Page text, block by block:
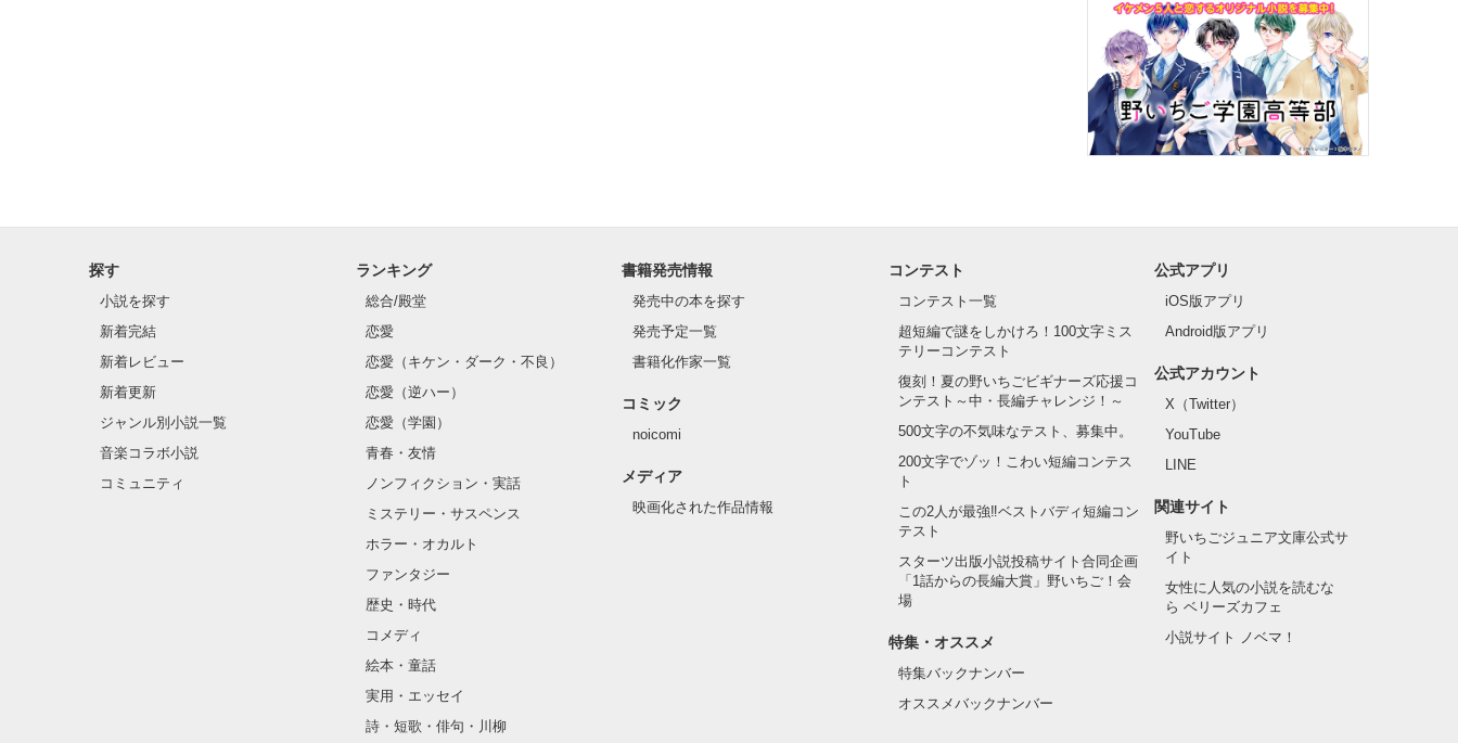
探す
小説を探す
新着完結
新着レビュー
新着更新
ジャンル別小説一覧
音楽コラボ小説
コミュニティ
ランキング
総合/殿堂
恋愛
恋愛（キケン・ダーク・不良）
恋愛（逆ハー）
恋愛（学園）
青春・友情
ノンフィクション・実話
ミステリー・サスペンス
ホラー・オカルト
ファンタジー
歴史・時代
コメディ
絵本・童話
実用・エッセイ
詩・短歌・俳句・川柳
書籍発売情報
発売中の本を探す
発売予定一覧
書籍化作家一覧
コミック
noicomi
メディア
映画化された作品情報
コンテスト
コンテスト一覧
超短編で謎をしかけろ！100文字ミス
テリーコンテスト
復刻！夏の野いちごビギナーズ応援コ
ンテスト～中・長編チャレンジ！～
500文字の不気味なテスト、募集中。
200文字でゾッ！こわい短編コンテス
ト
この2人が最強‼ベストバディ短編コン
テスト
スターツ出版小説投稿サイト合同企画
「1話からの長編大賞」野いちご！会
場
特集・オススメ
特集バックナンバー
オススメバックナンバー
公式アプリ
iOS版アプリ
Android版アプリ
公式アカウント
X（Twitter）
YouTube
LINE
関連サイト
野いちごジュニア文庫公式サ
イト
女性に人気の小説を読むな
ら ベリーズカフェ
小説サイト ノベマ！